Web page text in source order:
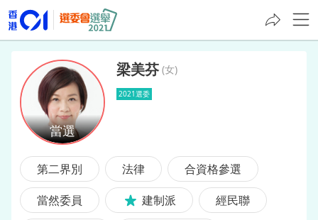
梁美芬
梁美芬 (女)
2021選委
第二界別 法律
合資格參選
當然委員
建制派
經民聯